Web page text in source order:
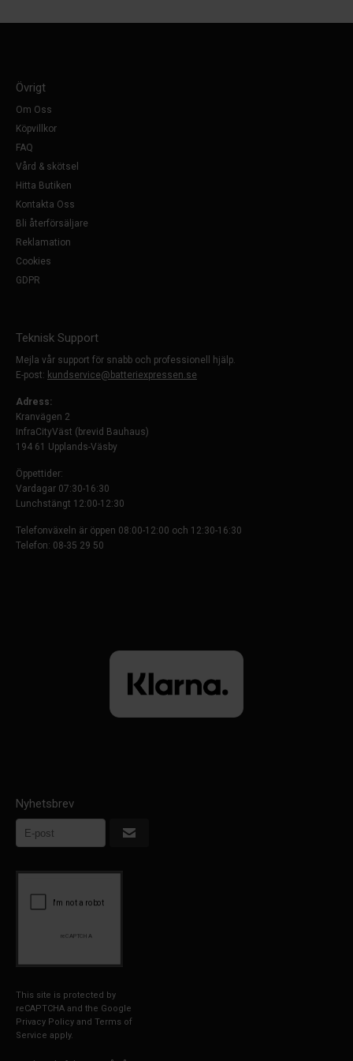
Övrigt
Om Oss
Köpvillkor
FAQ
Vård & skötsel
Hitta Butiken
Kontakta Oss
Bli återförsäljare
Reklamation
Cookies
GDPR
Teknisk Support
Mejla vår support för snabb och professionell hjälp.
E-post: kundservice@batteriexpressen.se
Adress:
Kranvägen 2
InfraCityVäst (brevid Bauhaus)
194 61 Upplands-Väsby
Öppettider:
Vardagar 07:30-16:30
Lunchstängt 12:00-12:30
Telefonväxeln är öppen 08:00-12:00 och 12:30-16:30
Telefon: 08-35 29 50
Nyhetsbrev
This site is protected by
reCAPTCHA and the Google
Privacy Policy and Terms of
Service apply.